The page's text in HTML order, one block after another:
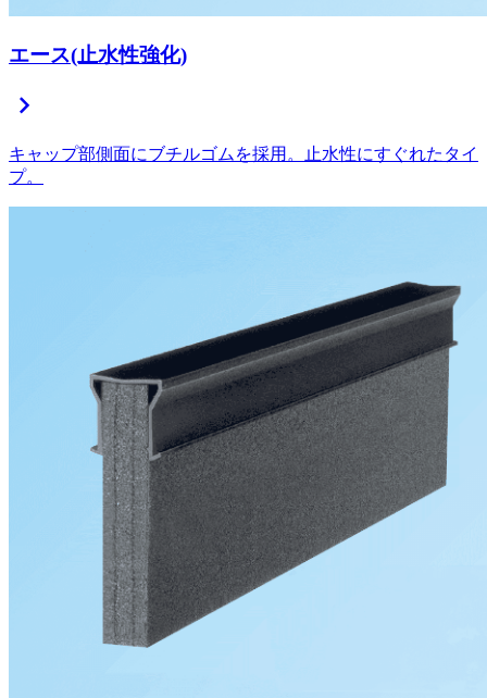
エース(止水性強化)
chevron_right
キャップ部側面にブチルゴムを採用。止水性にすぐれたタイ
プ。